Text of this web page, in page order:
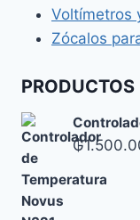
Voltímetros
Zócalos
PRODUCTOS
₲